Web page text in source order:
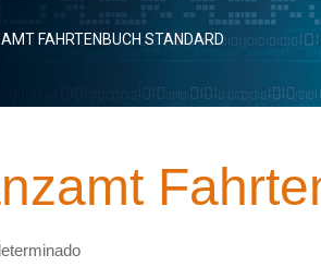
FAHRTENBUCH STANDARD